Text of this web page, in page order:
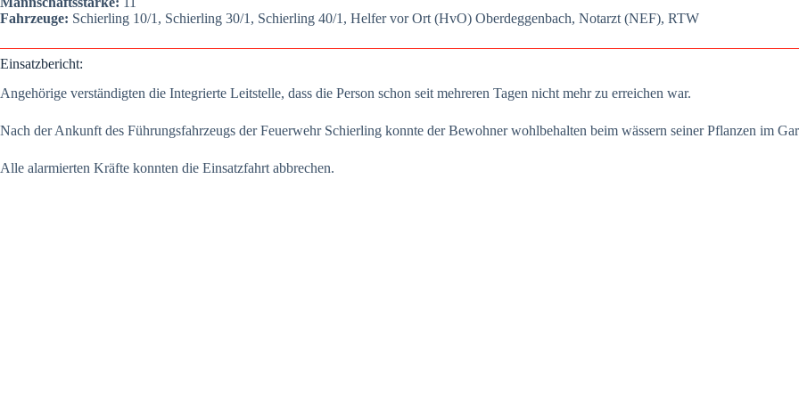
Fahr­zeu­ge: Schier­ling 10/1, Schier­ling 30/1, Schier­ling 40/1, Hel­fer vor Ort (HvO) Oberdeg­gen­bach, Not­arzt (NEF), RTW
Ein­satz­be­richt:
Ange­hö­ri­ge ver­stän­dig­ten die Inte­grier­te Leit­stel­le, dass die Per­son schon seit meh­re­ren Tagen nicht mehr zu errei­chen war.
Nach der Ankunft des Füh­rungs­fahr­zeugs der Feu­er­wehr Schier­ling konn­te der Bewoh­ner wohl­be­hal­ten beim wäs­sern sei­ner Pflan­zen im
Alle alar­mier­ten Kräf­te konn­ten die Ein­satz­fahrt abbre­chen.